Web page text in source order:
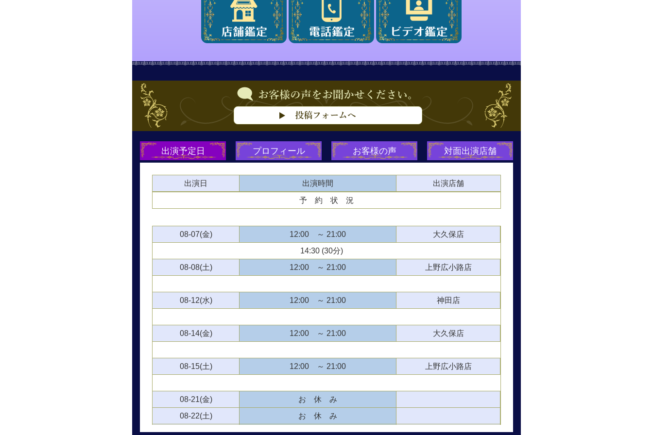
出演予定日
出演日 出演時間 出演店舗
予 約 状 況
08-07(金) 12:00 ～ 21:00
大久保店
14:30 (30分)
08-08(土)
12:00 ～ 21:00 上野広小路店
08-12(水) 12:00 ～ 21:00 神田店
08-14(金) 12:00 ～ 21:00 大久保店
08-15(土) 12:00 ～ 21:00 上野広小路店
08-21(金)
お 休 み
08-22(土)
お 休 み
08-28(金)
12:00 ～ 21:00 大久保店
プロフィール お客様の声 対面出演店舗